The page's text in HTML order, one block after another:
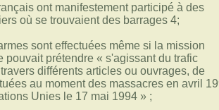
ont manifestement participé à des
où se trouvaient des barrages 4;
sont effectuées même si la mission
prétendre « s'agissant du trafic
différents articles ou ouvrages, de
au moment des massacres en avril
Unies le 17 mai 1994 » ;